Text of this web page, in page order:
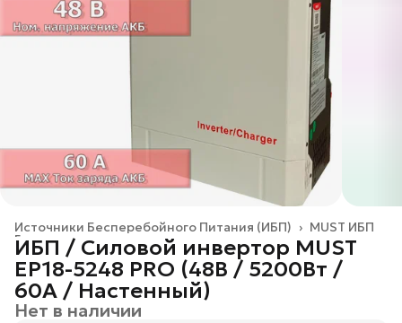
MUST ИБП
Источники Бесперебойного Питания (ИБП) ›
Главная ›
ИБП / Силовой инвертор MUST
EP18-5248 PRO (48В / 5200Вт /
60А / Настенный)
Нет в наличии